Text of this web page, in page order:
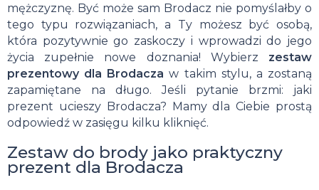
mężczyznę. Być może sam Brodacz nie pomyślałby o
tego typu rozwiązaniach, a Ty możesz być osobą,
która pozytywnie go zaskoczy i wprowadzi do jego
życia zupełnie nowe doznania! Wybierz zestaw
prezentowy dla Brodacza w takim stylu, a zostaną
zapamiętane na długo. Jeśli pytanie brzmi: jaki
prezent ucieszy Brodacza? Mamy dla Ciebie prostą
odpowiedź w zasięgu kilku kliknięć.
Zestaw do brody jako praktyczny
prezent dla Brodacza